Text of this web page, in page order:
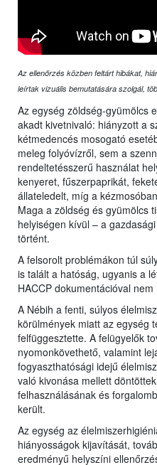
Az ellenőrzés közben feltárt hibákat,
leírtak vizuális bemutatására szolgál,
Az egység zöldség-gyümölcs
akadt kivetnivaló: hiányzott a
kétmedencés mosogató
meleg folyóvízről, sem a
rendeltetésszerű használat
kenyeret, fűszerpaprikát,
állateledelt, míg a
Maga a zöldség és gyümölcs
helyiségen kívül – a
történt.
A felsorolt problémákon túl
is talált a hatóság, ugyanis a
HACCP dokumentációval
A Nébih a fenti, súlyos
körülmények miatt az egység
felfüggesztette. A felügyelők
nyomonkövethető, valamint
fogyaszthatósági idejű
való kivonása mellett
felhasználásának és
került.
Az egység az
hiányosságok kijavítását,
eredményű helyszíni